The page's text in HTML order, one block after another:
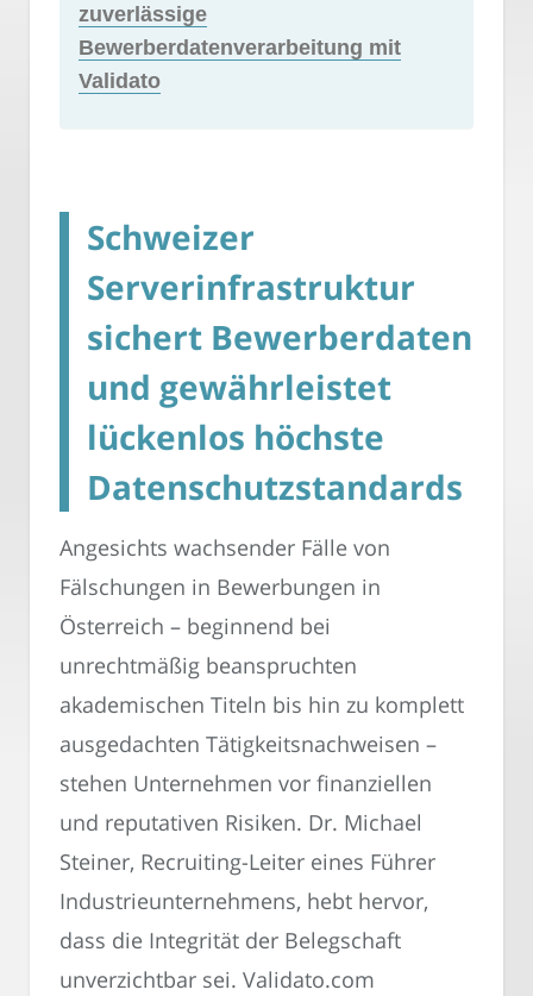
zuverlässige
Bewerberdatenverarbeitung mit
Validato
Schweizer
Serverinfrastruktur
sichert Bewerberdaten
und gewährleistet
lückenlos höchste
Datenschutzstandards
Angesichts wachsender Fälle von
Fälschungen in Bewerbungen in
Österreich – beginnend bei
unrechtmäßig beanspruchten
akademischen Titeln bis hin zu komplett
ausgedachten Tätigkeitsnachweisen –
stehen Unternehmen vor finanziellen
und reputativen Risiken. Dr. Michael
Steiner, Recruiting-Leiter eines Führer
Industrieunternehmens, hebt hervor,
dass die Integrität der Belegschaft
unverzichtbar sei. Validato.com